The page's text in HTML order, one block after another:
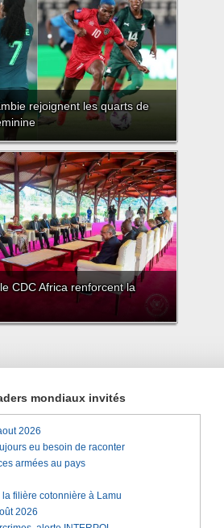
rejoignent les quarts de
CDC Africa renforcent la
mondiaux invités
2026
eu besoin de raconter
armées au pays
filière cotonnière à Lamu
2026